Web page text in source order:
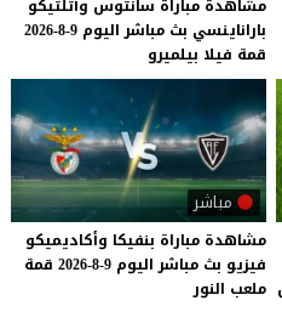
مشاهدة مباراة سانتوس وأتلتيكو
باراناينسي بث مباشر اليوم 9-8-2026
قمة فيلا بيلميرو
مباشر
مشاهدة مباراة بنفيكا وأكاديميكو
فيزيو بث مباشر اليوم 9-8-2026
قمة
ملعب النور